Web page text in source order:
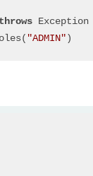
throws
"ADMIN")